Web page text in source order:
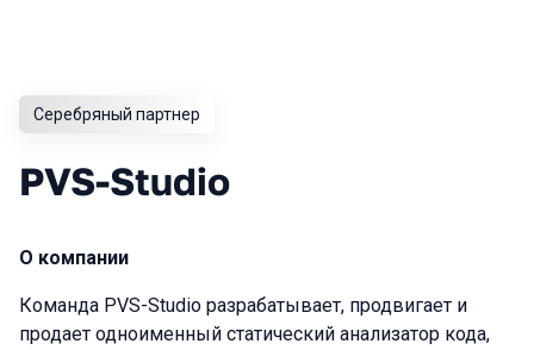
Серебряный партнер
PVS-Studio
О компании
Команда PVS-Studio разрабатывает, продвигает и
продает одноименный статический анализатор кода,